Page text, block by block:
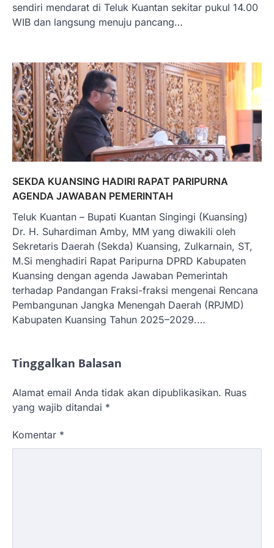
sendiri mendarat di Teluk Kuantan sekitar pukul 14.00
WIB dan langsung menuju pancang…
SEKDA KUANSING HADIRI RAPAT PARIPURNA
AGENDA JAWABAN PEMERINTAH
Teluk Kuantan – Bupati Kuantan Singingi (Kuansing)
Dr. H. Suhardiman Amby, MM yang diwakili oleh
Sekretaris Daerah (Sekda) Kuansing, Zulkarnain, ST,
M.Si menghadiri Rapat Paripurna DPRD Kabupaten
Kuansing dengan agenda Jawaban Pemerintah
terhadap Pandangan Fraksi-fraksi mengenai Rencana
Pembangunan Jangka Menengah Daerah (RPJMD)
Kabupaten Kuansing Tahun 2025–2029.…
Tinggalkan Balasan
Alamat email Anda tidak akan dipublikasikan. Ruas
yang wajib ditandai *
Komentar *